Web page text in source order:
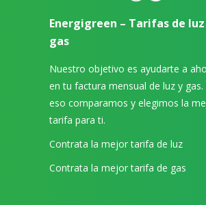
Energigreen – Tarifas de
gas
Nuestro objetivo es ayudarte a
en tu factura mensual de luz y gas.
eso comparamos y elegimos la
tarifa para ti.
Contrata la mejor tarifa de luz
Contrata la mejor tarifa de gas